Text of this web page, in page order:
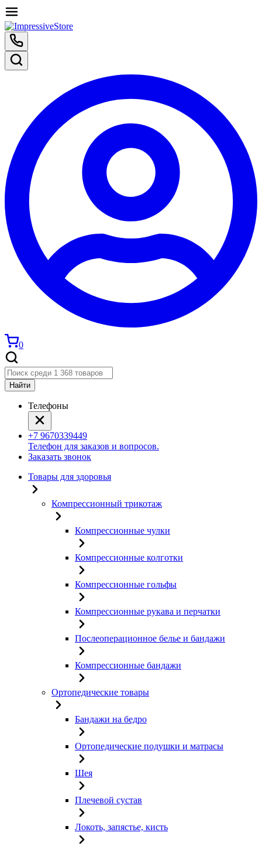
0
Найти
Телефоны
+7 9670339449
Телефон для заказов и вопросов.
Заказать звонок
Товары для здоровья
Компрессионный трикотаж
Компрессионные чулки
Компрессионные колготки
Компрессионные гольфы
Компрессионные рукава и перчатки
Послеоперационное белье и бандажи
Компрессионные бандажи
Ортопедические товары
Бандажи на бедро
Ортопедические подушки и матрасы
Шея
Плечевой сустав
Локоть, запястье, кисть